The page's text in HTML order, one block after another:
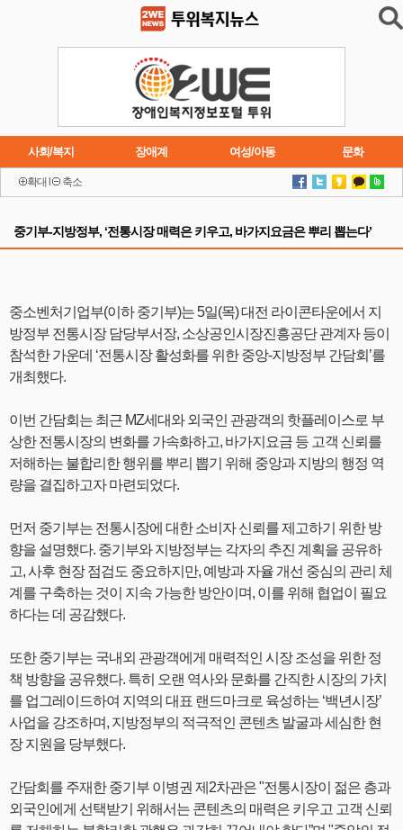
사회/복지 장애계 여성/아동 문화
이슈 연재소설
확대 축소
중기부-지방정부, ‘전통시장 매력은 키우고, 바가지요금은 뿌리 뽑는다’
중소벤처기업부(이하 중기부)는 5일(목) 대전 라이콘타운에서 지
방정부 전통시장 담당부서장, 소상공인시장진흥공단 관계자 등이
참석한 가운데 ‘전통시장 활성화를 위한 중앙-지방정부 간담회’를
개최했다.
이번 간담회는 최근 MZ세대와 외국인 관광객의 핫플레이스로 부
상한 전통시장의 변화를 가속화하고, 바가지요금 등 고객 신뢰를
저해하는 불합리한 행위를 뿌리 뽑기 위해 중앙과 지방의 행정 역
량을 결집하고자 마련되었다.
먼저 중기부는 전통시장에 대한 소비자 신뢰를 제고하기 위한 방
향을 설명했다. 중기부와 지방정부는 각자의 추진 계획을 공유하
고, 사후 현장 점검도 중요하지만, 예방과 자율 개선 중심의 관리 체
계를 구축하는 것이 지속 가능한 방안이며, 이를 위해 협업이 필요
하다는 데 공감했다.
또한 중기부는 국내외 관광객에게 매력적인 시장 조성을 위한 정
책 방향을 공유했다. 특히 오랜 역사와 문화를 간직한 시장의 가치
를 업그레이드하여 지역의 대표 랜드마크로 육성하는 ‘백년시장’
사업을 강조하며, 지방정부의 적극적인 콘텐츠 발굴과 세심한 현
장 지원을 당부했다.
간담회를 주재한 중기부 이병권 제2차관은 "전통시장이 젊은 층과
외국인에게 선택받기 위해서는 콘텐츠의 매력은 키우고 고객 신뢰